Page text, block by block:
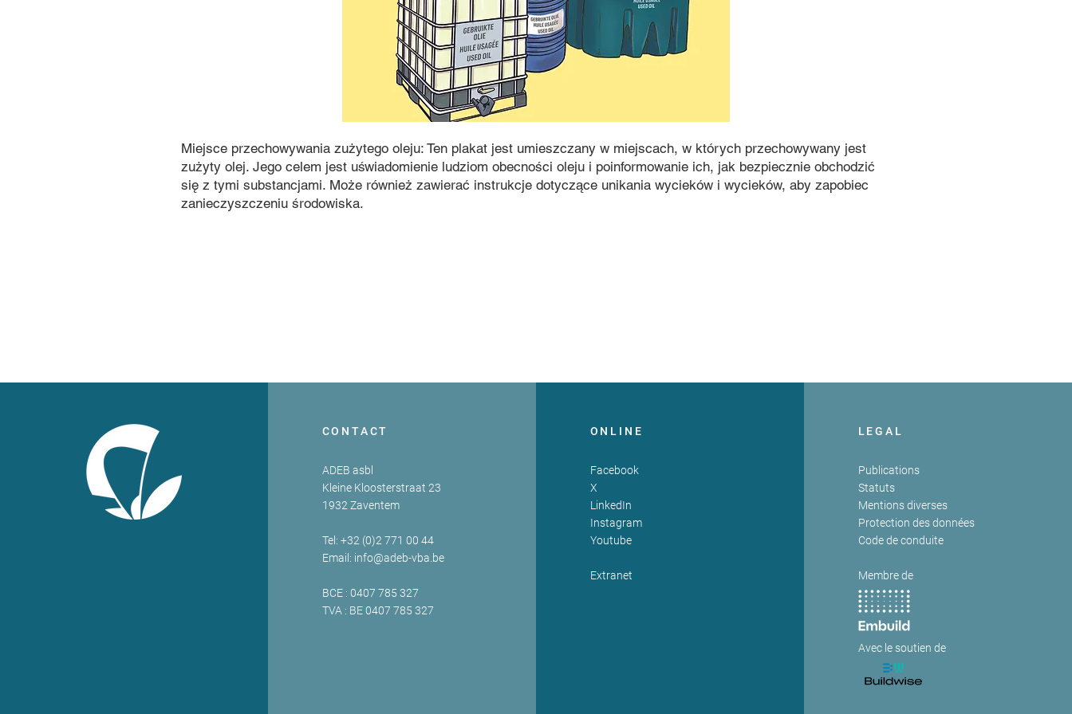
Miejsce przechowywania zużytego oleju: Ten plakat jest umieszczany w miejscach, w których przechowywany jest
zużyty olej. Jego celem jest uświadomienie ludziom obecności oleju i poinformowanie ich, jak bezpiecznie obchodzić
się z tymi substancjami. Może również zawierać instrukcje dotyczące unikania wycieków i wycieków, aby zapobiec
zanieczyszczeniu środowiska.
CONTACT
ADEB asbl
Kleine Kloosterstraat 23
1932 Zaventem
Tel: +32 (0)2 771 00 44
Email: info@adeb-vba.be
BCE : 0407 785 327
TVA : BE 0407 785 327
ONLINE
Facebook
X
LinkedIn
Instagram
Youtube
Extranet
LEGAL
Publications
Statuts
Mentions diverses
Protection des données
Code de conduite
Membre de
Avec le soutien de